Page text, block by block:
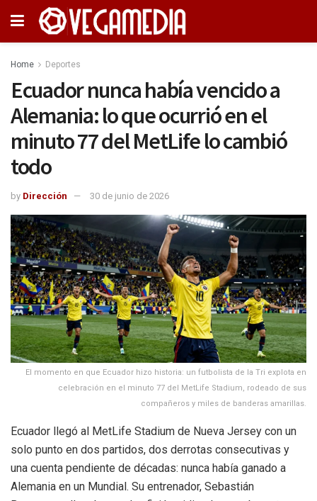
Home Deportes
Ecuador nunca había vencido a
Alemania: lo que ocurrió en el
minuto 77 del MetLife lo cambió
todo
by Dirección 30 de junio de 2026
El momento en que Ecuador hizo historia: un futbolista de la Tri explota en
celebración en el minuto 77 del MetLife Stadium, rodeado de sus
compañeros y miles de banderas amarillas.
Ecuador llegó al MetLife Stadium de Nueva Jersey con un
solo punto en dos partidos, dos derrotas consecutivas y
una cuenta pendiente de décadas: nunca había ganado a
Alemania en un Mundial. Su entrenador, Sebastián